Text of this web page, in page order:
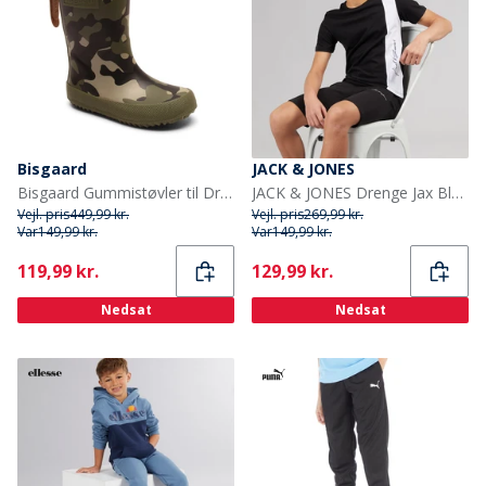
Bisgaard
Bisgaard Gummistøvler til Drenge Camouflage
Vejl. pris449,99 kr.
Var149,99 kr.
Current
119,99 kr.
Nedsat
JACK & JONES
JACK & JONES Drenge Jax Blok T Shirt Og Shorts Sæt Sort
Vejl. pris269,99 kr.
Var149,99 kr.
Current
129,99 kr.
Nedsat